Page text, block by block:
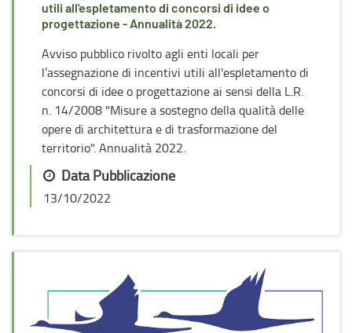
utili all'espletamento di concorsi di idee o
progettazione - Annualità 2022.
Avviso pubblico rivolto agli enti locali per
l’assegnazione di incentivi utili all'espletamento di
concorsi di idee o progettazione ai sensi della L.R.
n. 14/2008 "Misure a sostegno della qualità delle
opere di architettura e di trasformazione del
territorio". Annualità 2022.
Data Pubblicazione
13/10/2022